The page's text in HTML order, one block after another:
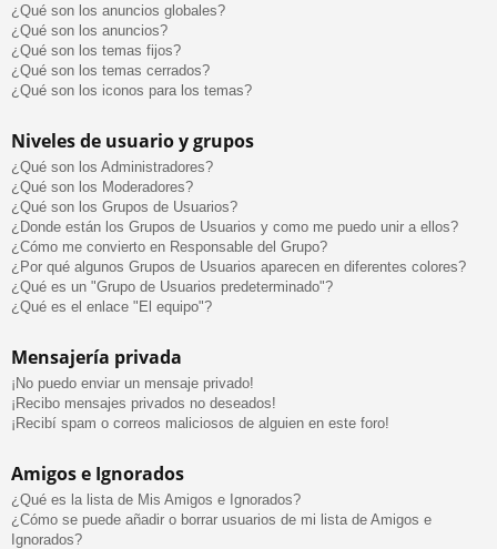
¿Qué son los anuncios globales?
¿Qué son los anuncios?
¿Qué son los temas fijos?
¿Qué son los temas cerrados?
¿Qué son los iconos para los temas?
Niveles de usuario y grupos
¿Qué son los Administradores?
¿Qué son los Moderadores?
¿Qué son los Grupos de Usuarios?
¿Donde están los Grupos de Usuarios y como me puedo unir a ellos?
¿Cómo me convierto en Responsable del Grupo?
¿Por qué algunos Grupos de Usuarios aparecen en diferentes colores?
¿Qué es un "Grupo de Usuarios predeterminado"?
¿Qué es el enlace "El equipo"?
Mensajería privada
¡No puedo enviar un mensaje privado!
¡Recibo mensajes privados no deseados!
¡Recibí spam o correos maliciosos de alguien en este foro!
Amigos e Ignorados
¿Qué es la lista de Mis Amigos e Ignorados?
¿Cómo se puede añadir o borrar usuarios de mi lista de Amigos e
Ignorados?